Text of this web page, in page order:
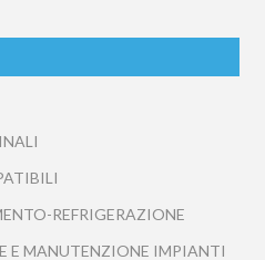
REFRIGERAZIONE
E MANUTENZIONE IMPIANTI